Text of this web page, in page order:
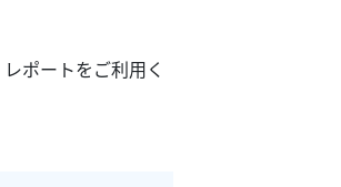
レポートをご利用く